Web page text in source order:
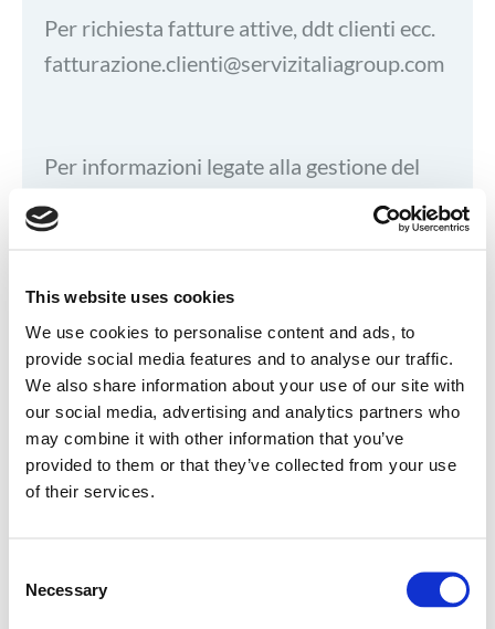
This website uses cookies
We use cookies to personalise content and ads, to
provide social media features and to analyse our traffic.
We also share information about your use of our site with
our social media, advertising and analytics partners who
may combine it with other information that you’ve
provided to them or that they’ve collected from your use
of their services.
Selection
Necessary
Per richiesta fatture attive, ddt clienti ecc.
fatturazione.clienti@servizitaliagroup.com
Per informazioni legate alla gestione del
personale.
hr.sede@servizitaliagroup.com
servizitalia@postacert.cedacri.it
Gestione contratti e supporto clienti
segreteria.commerciale@servizitaliagroup.
com
Pagamenti, solleciti, avvisi di pagamento,